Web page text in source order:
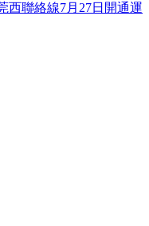
西聯絡線7月27日開通運